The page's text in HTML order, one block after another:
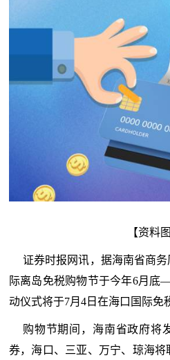
【资料图
证券时报网讯，据海南省商务
际离岛免税购物节于今年6月底
动仪式将于7月4日在海口国际免
购物节期间，海南省政府将
券，海口、三亚、万宁、琼海将